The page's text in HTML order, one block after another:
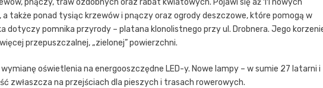
także ponad tysiąc krzewów i pnączy oraz ogrody deszczowe, które pomogą w
dotyczy pomnika przyrody – platana klonolistnego przy ul. Drobnera. Jego
przepuszczalnej, „zielonej” powierzchni.
oświetlenia na energooszczędne LED-y. Nowe lampy – w sumie 27 latarni i
zwłaszcza na przejściach dla pieszych i trasach rowerowych.